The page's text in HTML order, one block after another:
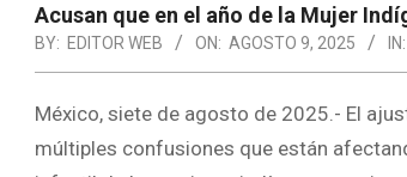
Acusan que en el año de la Mujer
BY: EDITOR WEB ON: AGOSTO 9, 2025 IN:
México, siete de agosto de 2025.- El
múltiples confusiones que están